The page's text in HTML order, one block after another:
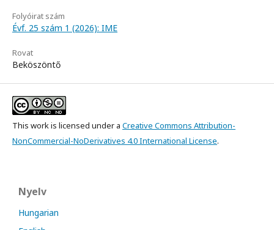
Folyóirat szám
Évf. 25 szám 1 (2026): IME
Rovat
Beköszöntő
This work is licensed under a Creative Commons Attribution-
NonCommercial-NoDerivatives 4.0 International License.
Nyelv
Hungarian